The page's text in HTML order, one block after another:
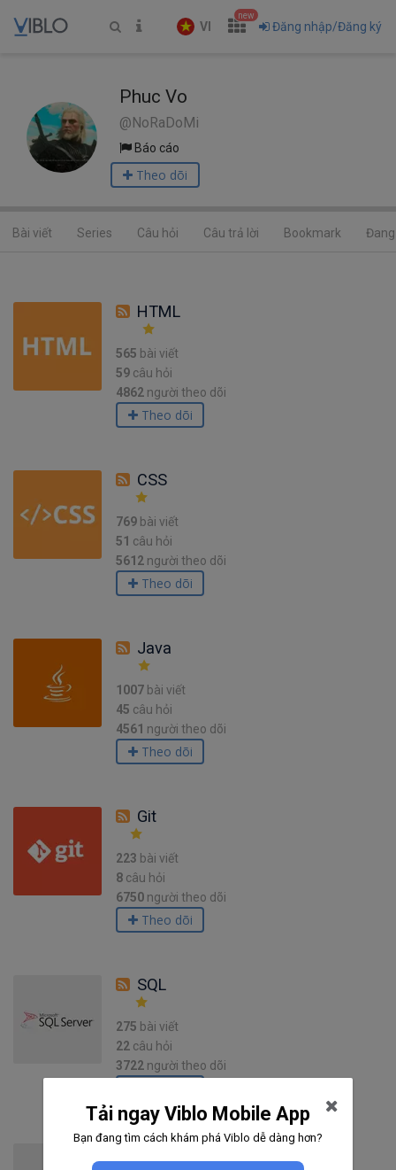
VI
new
Đăng nhập/Đăng ký
Phuc Vo
@NoRaDoMi
Báo cáo
Theo dõi
Bài viết Series Câu hỏi Câu trả lời Bookmark
HTML
565 bài viết
59 câu hỏi
4862 người theo dõi
Theo dõi
CSS
769 bài viết
51 câu hỏi
5612 người theo dõi
Theo dõi
Java
1007 bài viết
45 câu hỏi
4561 người theo dõi
Theo dõi
Git
223 bài viết
8 câu hỏi
6750 người theo dõi
Theo dõi
SQL
275 bài viết
22 câu hỏi
3722 người theo dõi
Tải ngay Viblo Mobile App
Bạn đang tìm cách khám phá Viblo dễ dàng hơn?